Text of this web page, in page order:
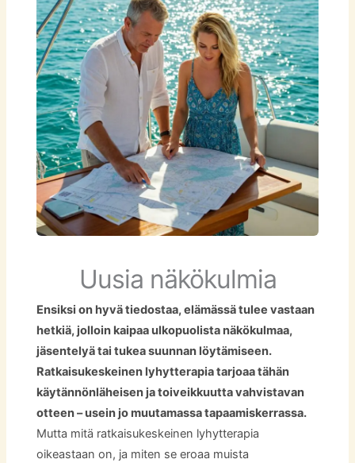
Uusia näkökulmia
Ensiksi on hyvä tiedostaa, elämässä tulee vastaan
hetkiä, jolloin kaipaa ulkopuolista näkökulmaa,
jäsentelyä tai tukea suunnan löytämiseen.
Ratkaisukeskeinen lyhytterapia tarjoaa tähän
käytännönläheisen ja toiveikkuutta vahvistavan
otteen – usein jo muutamassa tapaamiskerrassa.
Mutta mitä ratkaisukeskeinen lyhytterapia
oikeastaan on, ja miten se eroaa muista